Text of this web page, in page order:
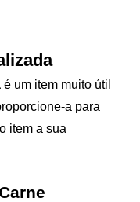
é um item muito útil
a para
item a sua